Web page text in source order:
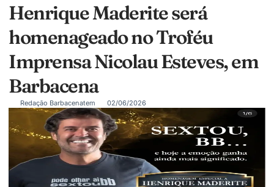
Henrique Maderite será
homenageado no Troféu
Imprensa Nicolau Esteves, em
Barbacena
Redação Barbacenatem 02/06/2026